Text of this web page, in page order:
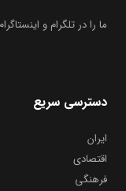
ما را در تلگرام و
دسترسی سریع
ایران
اقتصادی
فرهنگی